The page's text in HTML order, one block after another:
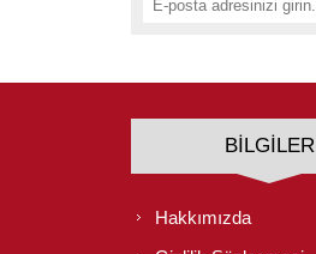
BILGILER
Hakkımızda